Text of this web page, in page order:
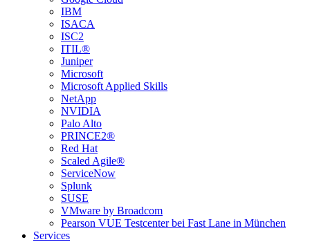
IBM
ISACA
ISC2
ITIL®
Juniper
Microsoft
Microsoft Applied Skills
NetApp
NVIDIA
Palo Alto
PRINCE2®
Red Hat
Scaled Agile®
ServiceNow
Splunk
SUSE
VMware by Broadcom
Pearson VUE Testcenter bei Fast Lane in München
Services